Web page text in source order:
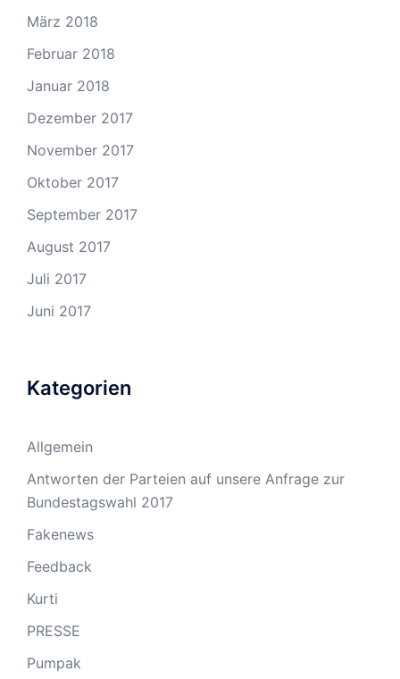
März 2018
Februar 2018
Januar 2018
Dezember 2017
November 2017
Oktober 2017
September 2017
August 2017
Juli 2017
Juni 2017
Kategorien
Allgemein
Antworten der Parteien auf unsere Anfrage zur
Bundestagswahl 2017
Fakenews
Feedback
Kurti
PRESSE
Pumpak